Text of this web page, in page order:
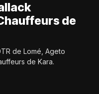
de
de Lomé, Ageto
de Kara.